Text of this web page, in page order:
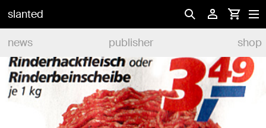
slanted
news
publisher shop